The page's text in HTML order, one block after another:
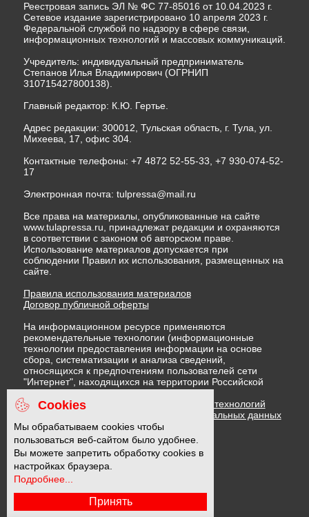
Реестровая запись ЭЛ № ФС 77-85016 от 10.04.2023 г.
Сетевое издание зарегистрировано 10 апреля 2023 г.
Федеральной службой по надзору в сфере связи,
информационных технологий и массовых коммуникаций.
Учредитель: индивидуальный предприниматель
Степанов Илья Владимирович (ОГРНИП
310715427800138).
Главный редактор: К.Ю. Гертье.
Адрес редакции: 300012, Тульская область, г. Тула, ул.
Михеева, 17, офис 304.
Контактные телефоны: +7 4872 52-55-33, +7 930-074-52-
17
Электронная почта: tulpressa@mail.ru
Все права на материалы, опубликованные на сайте
www.tulapressa.ru, принадлежат редакции и охраняются
в соответствии с законом об авторском праве.
Использование материалов допускается при
соблюдении Правил их использования, размещенных на
сайте.
Правила использования материалов
Договор публичной оферты
На информационном ресурсе применяются
рекомендательные технологии (информационные
технологии предоставления информации на основе
сбора, систематизации и анализа сведений,
относящихся к предпочтениям пользователей сети
"Интернет", находящихся на территории Российской
Федерации)
Правила применения рекомендательных технологий
Политика в отношении обработки персональных данных
Политика обработки файлов cookie
16 +
Cookies
Мы обрабатываем cookies чтобы
пользоваться веб-сайтом было удобнее.
Вы можете запретить обработку cookies в
настройках браузера.
Подробнее...
Принять